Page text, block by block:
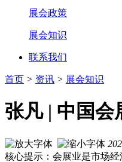
展会政策
展会知识
联系我们
首页 > 资讯 > 展会知识
张凡 | 中国会
核心提示：会展业是市场